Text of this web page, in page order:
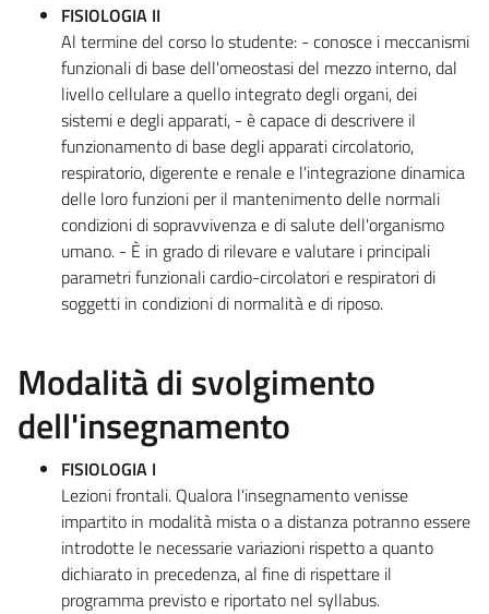
FISIOLOGIA II
Al termine del corso lo studente: - conosce i meccanismi
funzionali di base dell'omeostasi del mezzo interno, dal
livello cellulare a quello integrato degli organi, dei
sistemi e degli apparati, - è capace di descrivere il
funzionamento di base degli apparati circolatorio,
respiratorio, digerente e renale e l'integrazione dinamica
delle loro funzioni per il mantenimento delle normali
condizioni di sopravvivenza e di salute dell'organismo
umano. - È in grado di rilevare e valutare i principali
parametri funzionali cardio-circolatori e respiratori di
soggetti in condizioni di normalità e di riposo.
Modalità di svolgimento
dell'insegnamento
FISIOLOGIA I
Lezioni frontali. Qualora l'insegnamento venisse
impartito in modalità mista o a distanza potranno essere
introdotte le necessarie variazioni rispetto a quanto
dichiarato in precedenza, al fine di rispettare il
programma previsto e riportato nel syllabus.